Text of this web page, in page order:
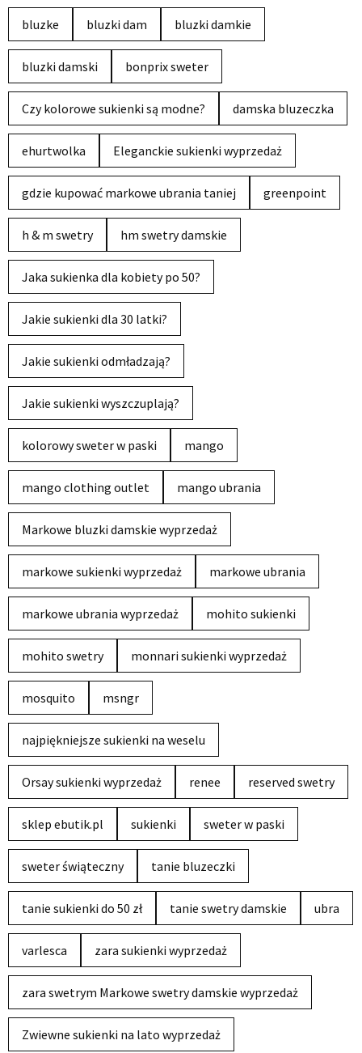
bluzke bluzki dam bluzki damkie
bluzki damski bonprix sweter
Czy kolorowe sukienki są modne? damska bluzeczka
ehurtwolka Eleganckie sukienki wyprzedaż
gdzie kupować markowe ubrania taniej greenpoint
h & m swetry hm swetry damskie
Jaka sukienka dla kobiety po 50?
Jakie sukienki dla 30 latki?
Jakie sukienki odmładzają?
Jakie sukienki wyszczuplają?
kolorowy sweter w paski mango
mango clothing outlet mango ubrania
Markowe bluzki damskie wyprzedaż
markowe sukienki wyprzedaż markowe ubrania
markowe ubrania wyprzedaż mohito sukienki
mohito swetry monnari sukienki wyprzedaż
mosquito msngr
najpiękniejsze sukienki na weselu
Orsay sukienki wyprzedaż renee reserved swetry
sklep ebutik.pl sukienki sweter w paski
sweter świąteczny tanie bluzeczki
tanie sukienki do 50 zł tanie swetry damskie ubra
varlesca zara sukienki wyprzedaż
zara swetrym Markowe swetry damskie wyprzedaż
Zwiewne sukienki na lato wyprzedaż